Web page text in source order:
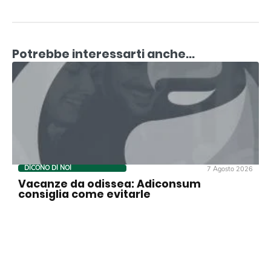
Potrebbe interessarti anche...
DICONO DI NOI 7 Agosto 2026
Vacanze da odissea: Adiconsum
consiglia come evitarle